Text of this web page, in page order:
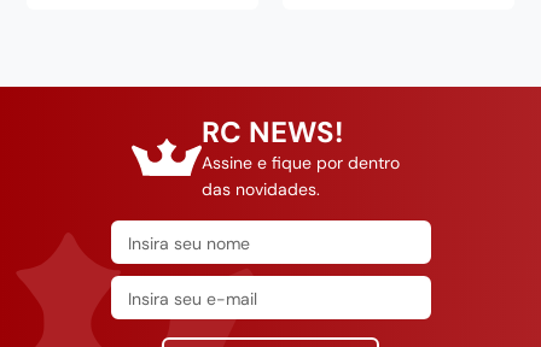
RC NEWS!
Assine e fique por dentro
das novidades.